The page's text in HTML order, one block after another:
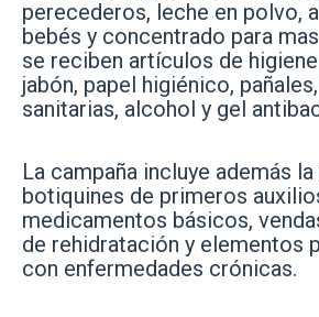
perecederos, leche en polvo,
bebés y concentrado para
se reciben artículos de
jabón, papel higiénico,
sanitarias, alcohol y gel
La campaña incluye además
botiquines de primeros
medicamentos básicos,
de rehidratación y elementos
con enfermedades crónicas.